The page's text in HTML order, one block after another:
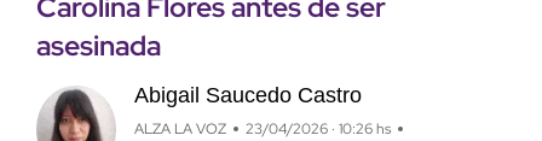
Carolina Flores antes de ser
asesinada
Abigail Saucedo Castro
ALZA LA VOZ 23/04/2026 · 10:26 hs